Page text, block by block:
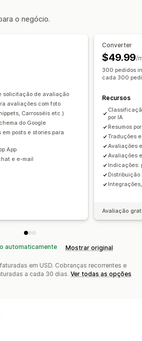
Resumos de avaliações
Pop-ups
Migração de avaliações
Automações
conversões
o negócio.
solicitação de avaliação
avaliações com foto
Carrosséis etc.)
do Google
posts e stories para
App
e e-mail
Converter
$49.99/
300 pedidos
cada 300
Recursos
por IA
Resumos
Traduções
Avaliações
Avaliações
Indicações:
Distribuição
Avaliação
automaticamente Mostrar original
em USD. Cobranças recorrentes e
a cada 30 dias. Ver todas as opções